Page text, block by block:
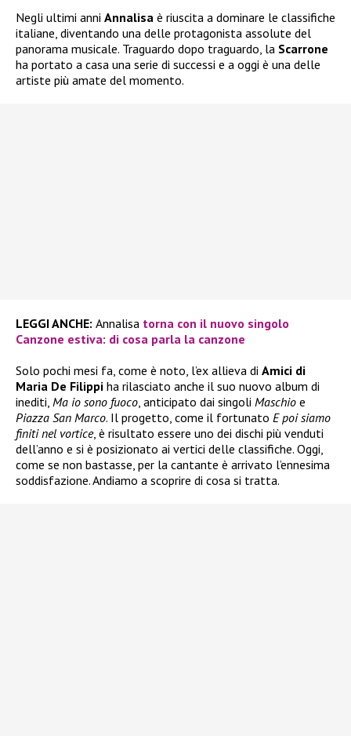
Negli ultimi anni Annalisa è riuscita a dominare le classifiche
italiane, diventando una delle protagonista assolute del
panorama musicale. Traguardo dopo traguardo, la Scarrone
ha portato a casa una serie di successi e a oggi è una delle
artiste più amate del momento.
LEGGI ANCHE: Annalisa torna con il nuovo singolo
Canzone estiva: di cosa parla la canzone
Solo pochi mesi fa, come è noto, l’ex allieva di Amici di
Maria De Filippi ha rilasciato anche il suo nuovo album di
inediti, Ma io sono fuoco , anticipato dai singoli Maschio e
Piazza San Marco. Il progetto, come il fortunato E poi siamo
finiti nel vortice, è risultato essere uno dei dischi più venduti
dell’anno e si è posizionato ai vertici delle classifiche. Oggi,
come se non bastasse, per la cantante è arrivato l’ennesima
soddisfazione. Andiamo a scoprire di cosa si tratta.